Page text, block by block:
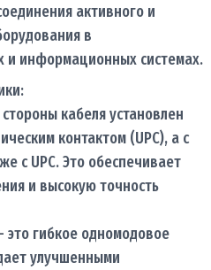
активного и
в
и информационных системах.
кабеля установлен
контактом (UPC), а с
с UPC. Это обеспечивает
и высокую точность
это гибкое одномодовое
улучшенными